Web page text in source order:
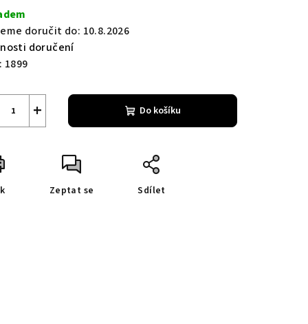
doručit do: 10.8.2026
doručení
1899
+ Do košíku
Zeptat se Sdílet